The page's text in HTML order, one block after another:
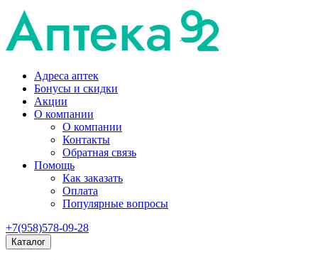
Адреса аптек
Бонусы и скидки
Акции
О компании
О компании
Контакты
Обратная связь
Помощь
Как заказать
Оплата
Популярные вопросы
+7(958)578-09-28
Каталог